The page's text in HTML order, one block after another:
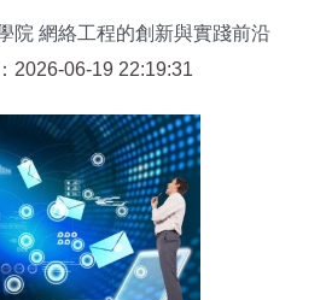
院 網絡工程的創新與實踐前沿
2026-06-19 22:19:31